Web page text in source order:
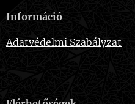
Információ
Adatvédelmi Szabályzat